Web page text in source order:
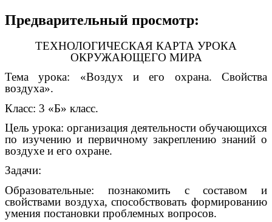
Предварительный просмотр:
ТЕХНОЛОГИЧЕСКАЯ КАРТА УРОКА
ОКРУЖАЮЩЕГО МИРА
Тема урока: «Воздух и его охрана. Свойства
воздуха».
Класс: 3 «Б» класс.
Цель урока: организация деятельности обучающихся
по изучению и первичному закреплению знаний о
воздухе и его охране.
Задачи:
Образовательные: познакомить с составом и
свойствами воздуха, способствовать формированию
умения постановки проблемных вопросов.